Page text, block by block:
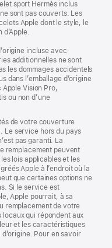
sport Hermès inclus
sont pas couverts. Les
Apple dont le style, le
incluse avec
additionnelles ne sont
les dommages accidentels
dans l’emballage d’origine
Vision Pro,
ou non d’une
de votre couverture
Le service hors du pays
pas garanti. La
remplacement peuvent
lois applicables et les
Apple à l’endroit où la
que certaines options ne
Si le service est
Apple pourrait, à sa
remplacement de votre
locaux qui répondent aux
et les caractéristiques
Pour en savoir